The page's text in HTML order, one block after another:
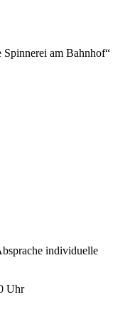
am Bahnhof“
individuelle
Uhr